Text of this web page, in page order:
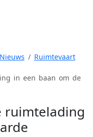
Nieuws
Ruimtevaart
in een baan om de
ruimtelading